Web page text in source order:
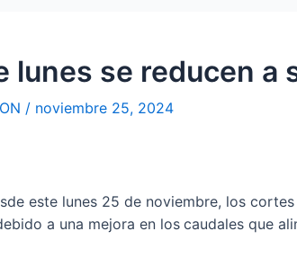
lunes se reducen
/ noviembre 25, 2024
este lunes 25 de noviembre, los
a una mejora en los caudales que